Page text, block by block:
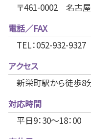
〒461-0002 名古
電話／FAX
TEL：052-932-
アクセス
新栄町駅から徒歩8
対応時間
平日9：30～18：00